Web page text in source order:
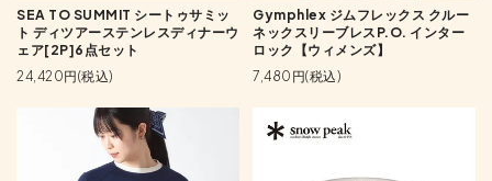
SEA TO SUMMIT シートゥサミッ
ト ディツアーステンレスディナーウ
ェア[2P]6点セット
24,420円(税込)
Gymphlex ジムフレックス クルー
ネックスリーブレスP.O. インター
ロック【ウィメンズ】
7,480円(税込)